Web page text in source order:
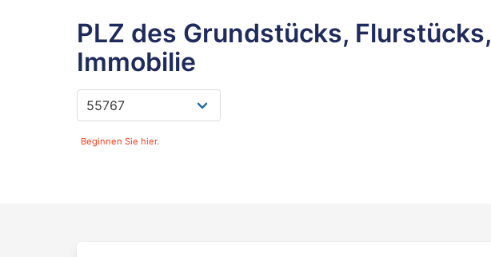
PLZ des Grundstücks, Flurstücks,
Immobilie
Beginnen Sie hier.